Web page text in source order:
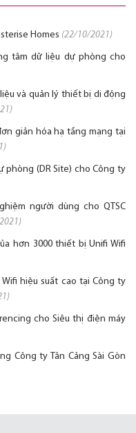
Homes (22/10/2021)
tâm dữ liệu dự phòng cho
và quản lý thiết bị di động
giản hóa hạ tầng mạng tại
phòng (DR Site) cho Công ty
người dùng cho QTSC
hơn 3000 thiết bị Unifi Wifi
hiệu suất cao tại Công ty
cho Siêu thị điện máy
Công ty Tân Cảng Sài Gòn